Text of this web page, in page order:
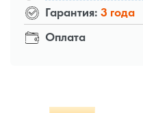
Оплата
Гарантия: 3 года